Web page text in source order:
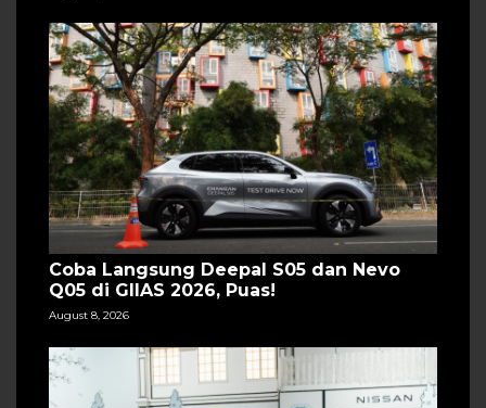
Coba Langsung Deepal S05 dan Nevo
Q05 di GIIAS 2026, Puas!
August 8, 2026